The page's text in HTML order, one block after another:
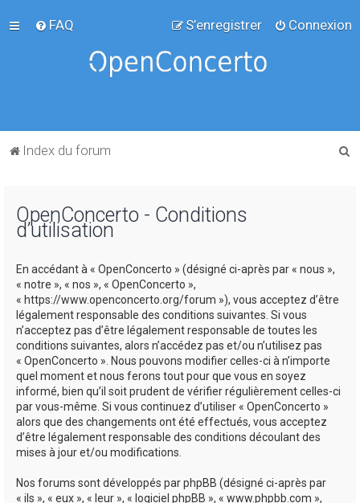
FAQ Connexion
S’enregistrer
Index du forum
OpenConcerto - Conditions
d’utilisation
En accédant à « OpenConcerto » (désigné ci-après par « nous »,
« notre », « nos », « OpenConcerto »,
« https://www.openconcerto.org/forum »), vous acceptez d’être
légalement responsable des conditions suivantes. Si vous
n’acceptez pas d’être légalement responsable de toutes les
conditions suivantes, alors n’accédez pas et/ou n’utilisez pas
« OpenConcerto ». Nous pouvons modifier celles-ci à n’importe
quel moment et nous ferons tout pour que vous en soyez
informé, bien qu’il soit prudent de vérifier régulièrement celles-ci
par vous-même. Si vous continuez d’utiliser « OpenConcerto »
alors que des changements ont été effectués, vous acceptez
d’être légalement responsable des conditions découlant des
mises à jour et/ou modifications.
Nos forums sont développés par phpBB (désigné ci-après par
« ils », « eux », « leur », « logiciel phpBB », « www.phpbb.com »,